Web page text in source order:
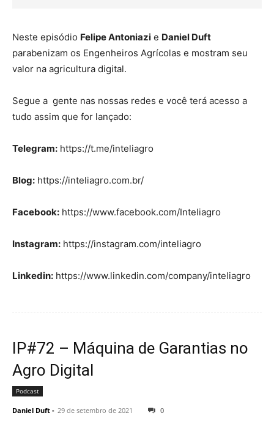
Neste episódio Felipe Antoniazi e Daniel Duft
parabenizam os Engenheiros Agrícolas e mostram seu
valor na agricultura digital.
Segue a gente nas nossas redes e você terá acesso a
tudo assim que for lançado:
Telegram: https://t.me/inteliagro
Blog: https://inteliagro.com.br/
Facebook: https://www.facebook.com/Inteliagro
Instagram: https://instagram.com/inteliagro
Linkedin: https://www.linkedin.com/company/inteliagro
IP#72 – Máquina de Garantias no
Agro Digital
Podcast
Daniel Duft - 29 de setembro de 2021 0